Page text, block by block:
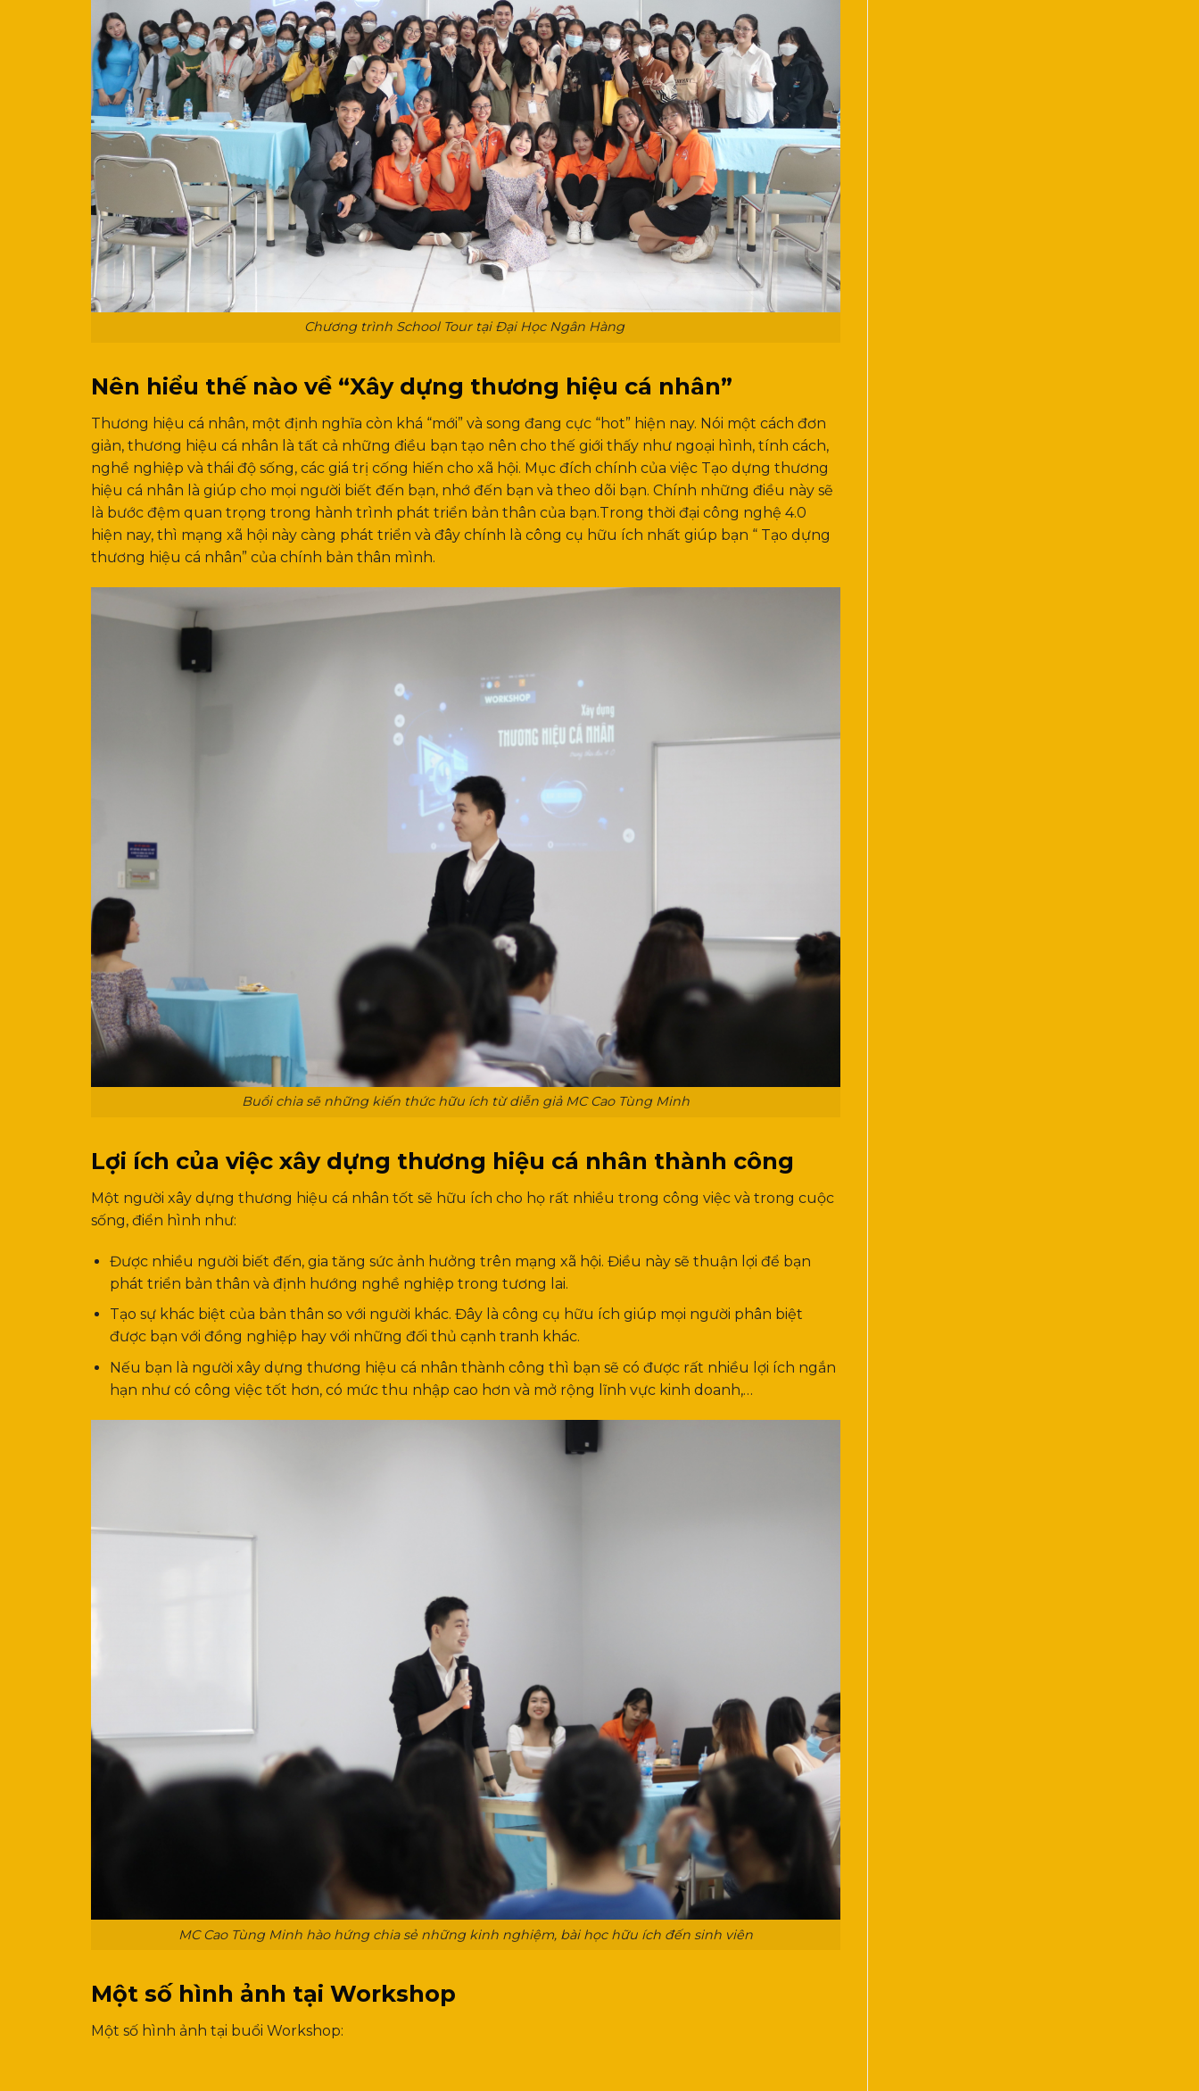
Chương trình School Tour tại Đại Học Ngân Hàng
Nên hiểu thế nào về “Xây dựng thương hiệu cá nhân”
Thương hiệu cá nhân, một định nghĩa còn khá “mới” và song đang cực “hot” hiện nay. Nói một cách đơn
giản, thương hiệu cá nhân là tất cả những điều bạn tạo nên cho thế giới thấy như ngoại hình, tính cách,
nghề nghiệp và thái độ sống, các giá trị cống hiến cho xã hội. Mục đích chính của việc Tạo dựng thương
hiệu cá nhân là giúp cho mọi người biết đến bạn, nhớ đến bạn và theo dõi bạn. Chính những điều này sẽ
là bước đệm quan trọng trong hành trình phát triển bản thân của bạn.Trong thời đại công nghệ 4.0
hiện nay, thì mạng xã hội này càng phát triển và đây chính là công cụ hữu ích nhất giúp bạn “ Tạo dựng
thương hiệu cá nhân” của chính bản thân mình.
Buổi chia sẽ những kiến thức hữu ích từ diễn giả MC Cao Tùng Minh
Lợi ích của việc xây dựng thương hiệu cá nhân thành công
Một người xây dựng thương hiệu cá nhân tốt sẽ hữu ích cho họ rất nhiều trong công việc và trong cuộc
sống, điển hình như:
Được nhiều người biết đến, gia tăng sức ảnh hưởng trên mạng xã hội. Điều này sẽ thuận lợi để bạn
phát triển bản thân và định hướng nghề nghiệp trong tương lai.
Tạo sự khác biệt của bản thân so với người khác. Đây là công cụ hữu ích giúp mọi người phân biệt
được bạn với đồng nghiệp hay với những đối thủ cạnh tranh khác.
Nếu bạn là người xây dựng thương hiệu cá nhân thành công thì bạn sẽ có được rất nhiều lợi ích ngắn
hạn như có công việc tốt hơn, có mức thu nhập cao hơn và mở rộng lĩnh vực kinh doanh,…
MC Cao Tùng Minh hào hứng chia sẻ những kinh nghiệm, bài học hữu ích đến sinh viên
Một số hình ảnh tại Workshop
Một số hình ảnh tại buổi Workshop: